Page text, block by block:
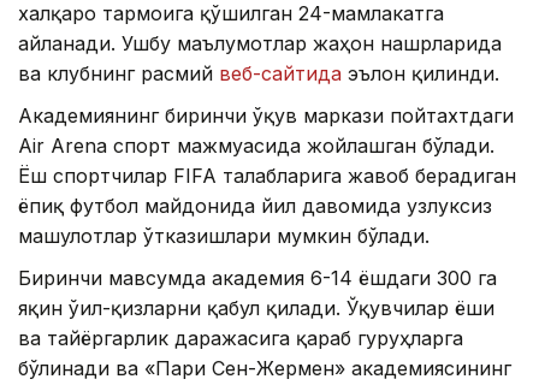
халқаро тармоғига қўшилган 24-мамлакатга
айланади. Ушбу маълумотлар жаҳон нашрларида
ва клубнинг расмий веб-сайтида эълон қилинди.
Академиянинг биринчи ўқув маркази пойтахтдаги
Air Arena спорт мажмуасида жойлашган бўлади.
Ёш спортчилар FIFA талабларига жавоб берадиган
ёпиқ футбол майдонида йил давомида узлуксиз
машғулотлар ўтказишлари мумкин бўлади.
Биринчи мавсумда академия 6-14 ёшдаги 300 га
яқин ўғил-қизларни қабул қилади. Ўқувчилар ёши
ва тайёргарлик даражасига қараб гуруҳларга
бўлинади ва «Пари Сен-Жермен» академиясининг